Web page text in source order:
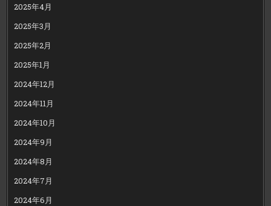
2025年4月
2025年3月
2025年2月
2025年1月
2024年12月
2024年11月
2024年10月
2024年9月
2024年8月
2024年7月
2024年6月